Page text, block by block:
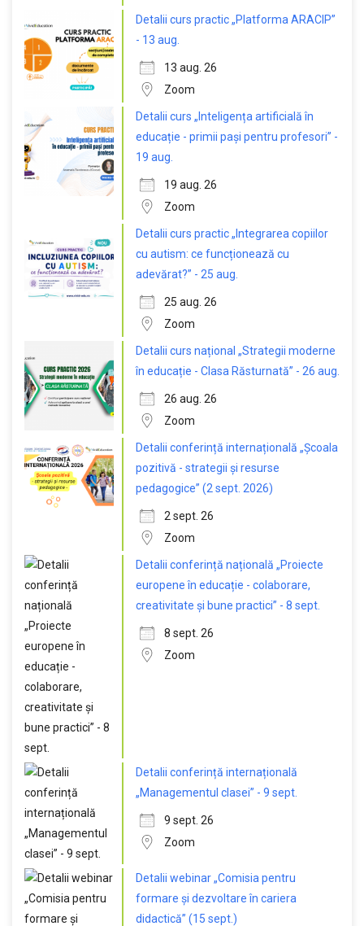
Detalii curs practic „Platforma ARACIP”
- 13 aug.
13 aug. 26
Zoom
Detalii curs „Inteligența artificială în
educație - primii pași pentru profesori” -
19 aug.
19 aug. 26
Zoom
Detalii curs practic „Integrarea copiilor
cu autism: ce funcționează cu
adevărat?” - 25 aug.
25 aug. 26
Zoom
Detalii curs național „Strategii moderne
în educație - Clasa Răsturnată” - 26 aug.
26 aug. 26
Zoom
Detalii conferință internațională „Școala
pozitivă - strategii și resurse
pedagogice” (2 sept. 2026)
2 sept. 26
Zoom
Detalii conferință națională „Proiecte
europene în educație - colaborare,
creativitate și bune practici” - 8 sept.
8 sept. 26
Zoom
Detalii conferință internațională
„Managementul clasei” - 9 sept.
9 sept. 26
Zoom
Detalii webinar „Comisia pentru
formare și dezvoltare în cariera
didactică” (15 sept.)